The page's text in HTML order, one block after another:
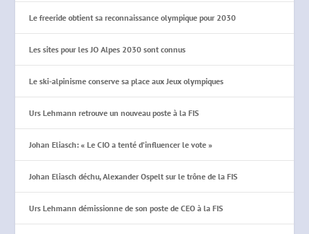
Le freeride obtient sa reconnaissance olympique pour 2030
Les sites pour les JO Alpes 2030 sont connus
Le ski-alpinisme conserve sa place aux Jeux olympiques
Urs Lehmann retrouve un nouveau poste à la FIS
Johan Eliasch: « Le CIO a tenté d’influencer le vote »
Johan Eliasch déchu, Alexander Ospelt sur le trône de la FIS
Urs Lehmann démissionne de son poste de CEO à la FIS